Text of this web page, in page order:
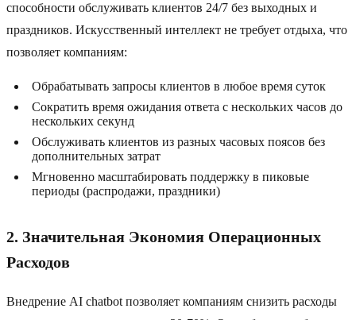
способности обслуживать клиентов 24/7 без выходных и
праздников. Искусственный интеллект не требует отдыха, что
позволяет компаниям:
Обрабатывать запросы клиентов в любое время суток
Сократить время ожидания ответа с нескольких часов до
нескольких секунд
Обслуживать клиентов из разных часовых поясов без
дополнительных затрат
Мгновенно масштабировать поддержку в пиковые
периоды (распродажи, праздники)
2. Значительная Экономия Операционных
Расходов
Внедрение AI chatbot позволяет компаниям снизить расходы